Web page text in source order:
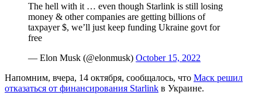
The hell with it … even though Starlink is still losing
money & other companies are getting billions of
taxpayer $, we’ll just keep funding Ukraine govt for
free
— Elon Musk (@elonmusk) October 15, 2022
Напомним, вчера, 14 октября, сообщалось, что Маск решил
отказаться от финансирования Starlink в Украине.